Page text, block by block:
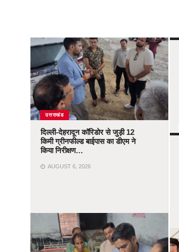
उत्तराखंड
दिल्ली-देहरादून कॉरिडोर से जुड़ी 12
किमी ग्रीनफील्ड बाईपास का डीएम ने
किया निरीक्षण…
AUGUST 6, 2026